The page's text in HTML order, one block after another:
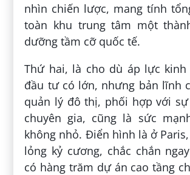
nhìn chiến lược, mang tính
toàn khu trung tâm một
dưỡng tầm cỡ quốc tế.
Thứ hai, là cho dù áp lực kinh
đầu tư có lớn, nhưng bản lĩnh
quản lý đô thị, phối hợp với
chuyên gia, cũng là sức
không nhỏ. Điển hình là ở
lỏng kỷ cương, chắc chắn
có hàng trăm dự án cao tầng